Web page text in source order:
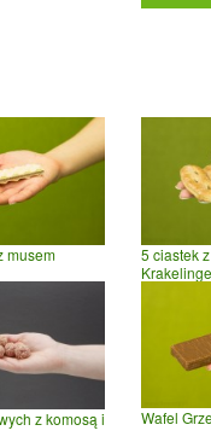
musem
5 ciastek
z komosą i
Wafel